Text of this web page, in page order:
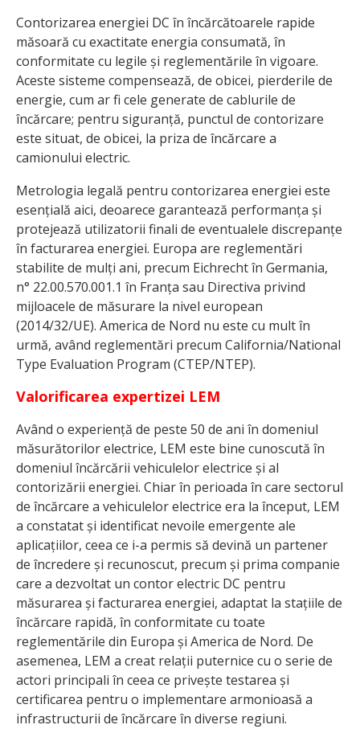
Contorizarea energiei DC în încărcătoarele rapide
măsoară cu exactitate energia consumată, în
conformitate cu legile și reglementările în vigoare.
Aceste sisteme compensează, de obicei, pierderile de
energie, cum ar fi cele generate de cablurile de
încărcare; pentru siguranță, punctul de contorizare
este situat, de obicei, la priza de încărcare a
camionului electric.
Metrologia legală pentru contorizarea energiei este
esențială aici, deoarece garantează performanța și
protejează utilizatorii finali de eventualele discrepanțe
în facturarea energiei. Europa are reglementări
stabilite de mulți ani, precum Eichrecht în Germania,
n° 22.00.570.001.1 în Franța sau Directiva privind
mijloacele de măsurare la nivel european
(2014/32/UE). America de Nord nu este cu mult în
urmă, având reglementări precum California/National
Type Evaluation Program (CTEP/NTEP).
Valorificarea expertizei LEM
Având o experiență de peste 50 de ani în domeniul
măsurătorilor electrice, LEM este bine cunoscută în
domeniul încărcării vehiculelor electrice și al
contorizării energiei. Chiar în perioada în care sectorul
de încărcare a vehiculelor electrice era la început, LEM
a constatat și identificat nevoile emergente ale
aplicațiilor, ceea ce i-a permis să devină un partener
de încredere și recunoscut, precum și prima companie
care a dezvoltat un contor electric DC pentru
măsurarea și facturarea energiei, adaptat la stațiile de
încărcare rapidă, în conformitate cu toate
reglementările din Europa și America de Nord. De
asemenea, LEM a creat relații puternice cu o serie de
actori principali în ceea ce privește testarea și
certificarea pentru o implementare armonioasă a
infrastructurii de încărcare în diverse regiuni.